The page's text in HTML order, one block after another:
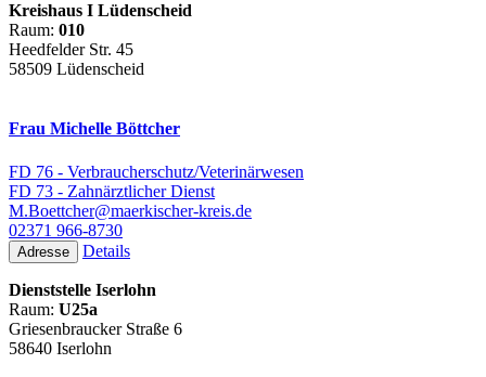
Kreishaus I Lüdenscheid
Raum: 010
Heedfelder Str. 45
58509 Lüdenscheid
Frau Michelle Böttcher
FD 76 - Verbraucherschutz/Veterinärwesen
FD 73 - Zahnärztlicher Dienst
M.Boettcher@maerkischer-kreis.de
02371 966-8730
Adresse Details
Dienststelle Iserlohn
Raum: U25a
Griesenbraucker Straße 6
58640 Iserlohn